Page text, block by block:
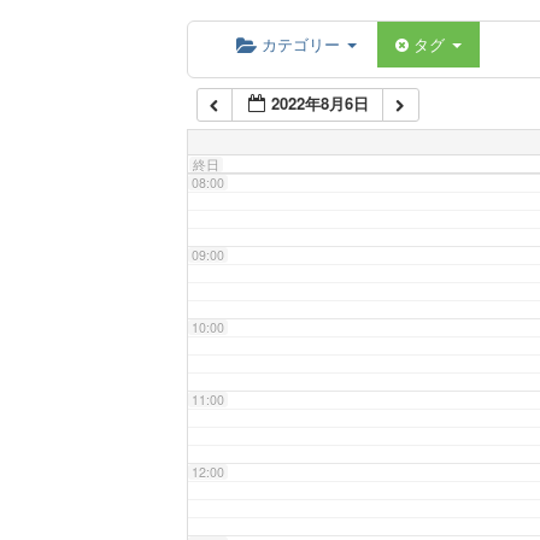
カテゴリー タグ
2022年8月6日
終日
07:00
08:00
09:00
10:00
11:00
12:00